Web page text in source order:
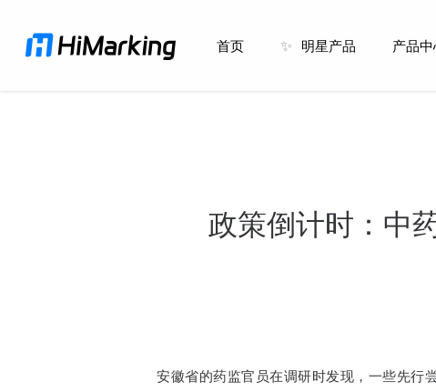
首页 ✨ 明星产品 产品
政策倒计时：中
安徽省的药监官员在调研时发现，一些先行